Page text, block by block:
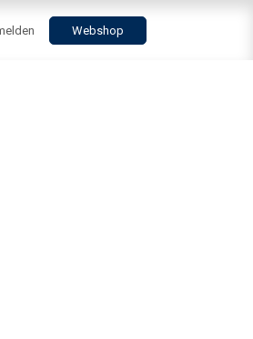
Webshop